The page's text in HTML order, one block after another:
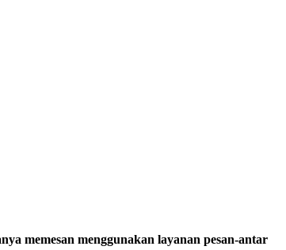
memesan menggunakan layanan pesan-antar